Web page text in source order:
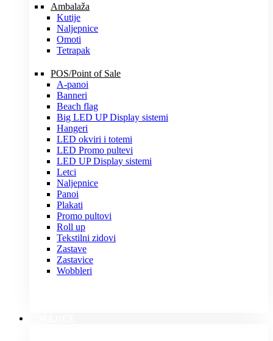
Ambalaža
Kutije
Naljepnice
Omoti
Tetrapak
POS/Point of Sale
A-panoi
Banneri
Beach flag
Big LED UP Display sistemi
Hangeri
LED okviri i totemi
LED Promo pultevi
LED UP Display sistemi
Letci
Naljepnice
Panoi
Plakati
Promo pultovi
Roll up
Tekstilni zidovi
Zastave
Zastavice
Wobbleri